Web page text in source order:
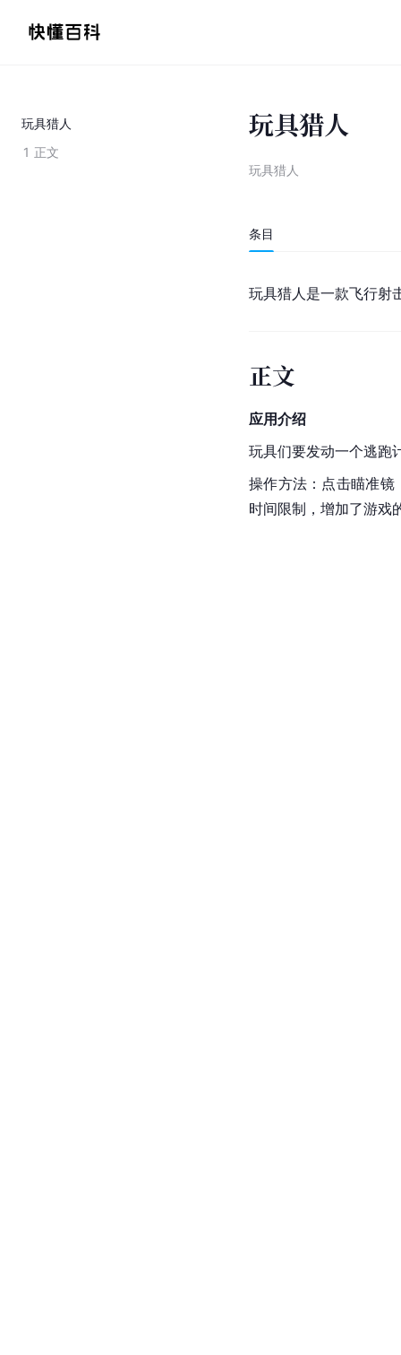
玩具猎人
1 正文
玩具猎人
玩具猎人
条目
玩具猎人是一款飞行射
正文
应用介绍
玩具们要发动一个逃跑
操作方法：点击瞄准镜
时间限制，增加了游戏